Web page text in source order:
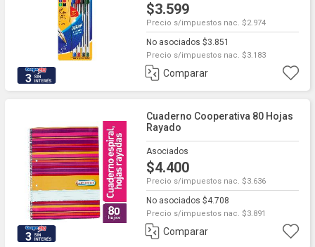
3
$3.599
Precio s/impuestos nac. $2.974
No asociados $3.851
Precio s/impuestos nac. $3.183
Comparar
3
Cuaderno Cooperativa 80 Hojas
Rayado
Asociados
$4.400
Precio s/impuestos nac. $3.636
No asociados $4.708
Precio s/impuestos nac. $3.891
Comparar